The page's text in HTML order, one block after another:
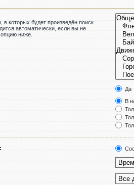
которых будет произведён поиск.
автоматически, если вы не
ниже.
Да
В